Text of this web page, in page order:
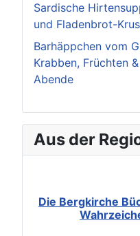
Sardische
und Fladenbrot-
Barhäppchen vom
Krabben, Früchten
Abende
Aus der
Die Bergkirche